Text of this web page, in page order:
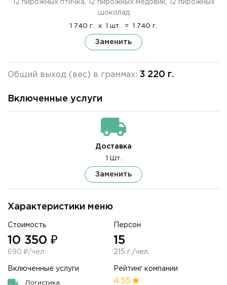
Характеристики меню
Стоимость
10 350 ₽
690 ₽/чел
Персон
15
215 г./чел.
Включенные услуги
Логистика
Рейтинг компании
4.55
12 пирожных птичка, 12 пирожных медовик, 12 пирожных
шоколад
1 740 г. x 1 шт. = 1 740 г.
Заменить
Общий выход (вес) в граммах: 3 220 г.
Включенные услуги
Доставка
1 Шт.
Заменить